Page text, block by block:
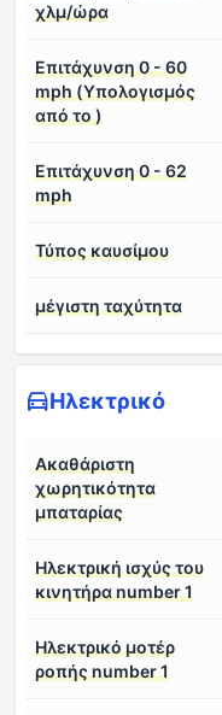
χλμ/ώρα
Επιτάχυνση 0 - 60
mph (Υπολογισμός
από το )
Επιτάχυνση 0 - 62
mph
Τύπος καυσίμου
μέγιστη ταχύτητα
Ηλεκτρικό
Ακαθάριστη
χωρητικότητα
μπαταρίας
Ηλεκτρική ισχύς του
κινητήρα number 1
Ηλεκτρικό μοτέρ
ροπής number 1